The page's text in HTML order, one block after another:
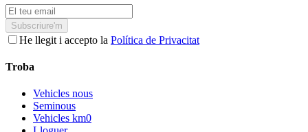
Subscriure'm
He llegit i accepto la Política de Privacitat
Troba
Vehicles nous
Seminous
Vehicles km0